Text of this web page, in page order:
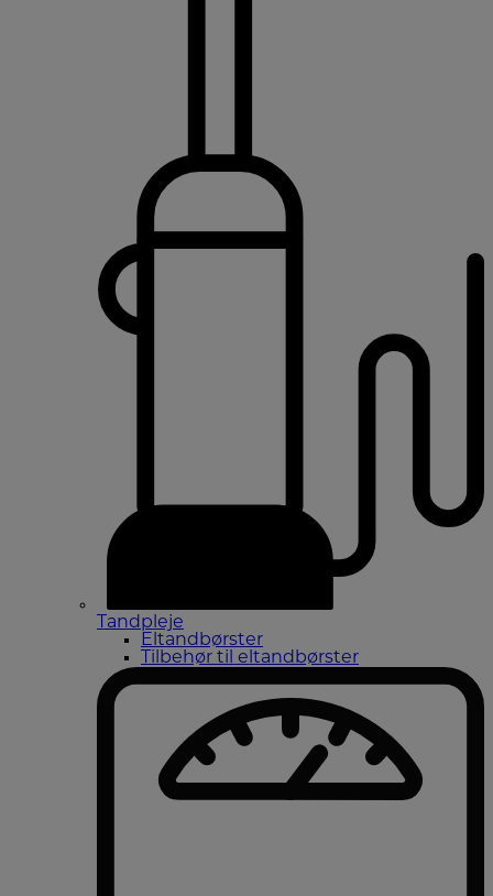
Tandpleje
Eltandbørster
Tilbehør til eltandbørster